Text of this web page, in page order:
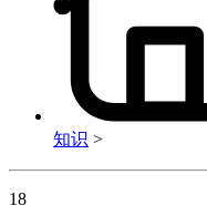
知识 >
18